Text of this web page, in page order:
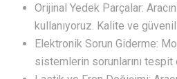
Orijinal Yedek Parçalar:
kullanıyoruz. Kalite ve
Elektronik Sorun Giderme:
sistemlerin sorunlarını